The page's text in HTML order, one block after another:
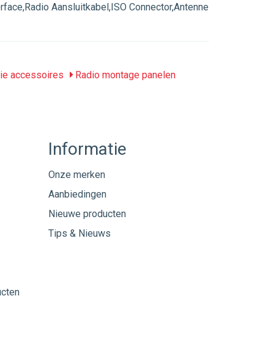
Aansluitkabel,ISO Connector,Antenne
accessoires Radio montage panelen
Informatie
Onze merken
Aanbiedingen
Nieuwe producten
Tips & Nieuws